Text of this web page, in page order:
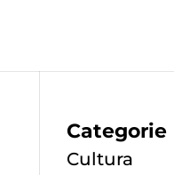
Categorie
Cultura